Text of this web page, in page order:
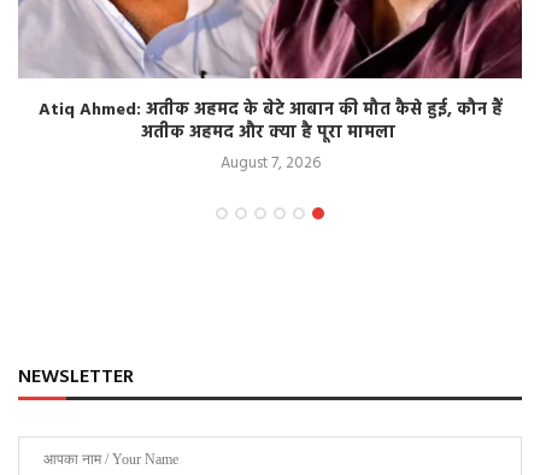
Atiq Ahmed: अतीक अहमद के बेटे आबान की मौत कैसे हुई, कौन हैं
अतीक अहमद और क्या है पूरा मामला
August 7, 2026
NEWSLETTER